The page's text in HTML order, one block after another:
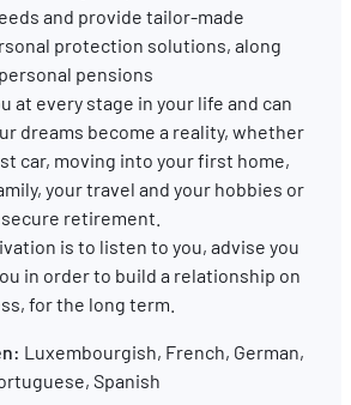
and provide tailor-made
protection solutions, along
pensions
at every stage in your life and can
dreams become a reality, whether
car, moving into your first home,
your travel and your hobbies or
retirement.
is to listen to you, advise you
in order to build a relationship on
for the long term.
Luxembourgish, French, German,
Spanish